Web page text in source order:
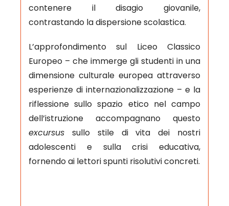
contenere il disagio giovanile,
contrastando la dispersione scolastica.
L’approfondimento sul Liceo Classico
Europeo – che immerge gli studenti in una
dimensione culturale europea attraverso
esperienze di internazionalizzazione – e la
riflessione sullo spazio etico nel campo
dell’istruzione accompagnano questo
excursussullo stile di vita dei nostri
adolescenti e sulla crisi educativa,
fornendo ai lettori spunti risolutivi concreti.